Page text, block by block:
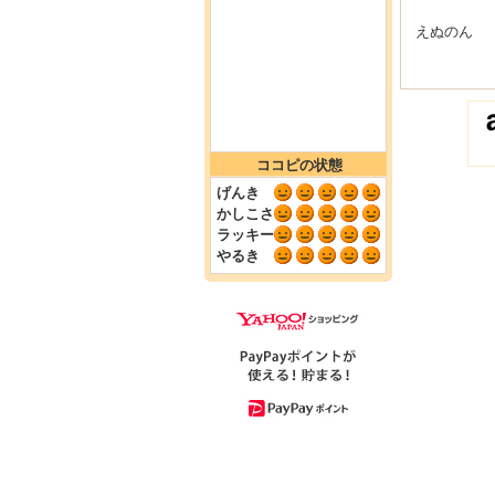
ココピの状態
げんき
かしこさ
ラッキー
やるき
えぬのん